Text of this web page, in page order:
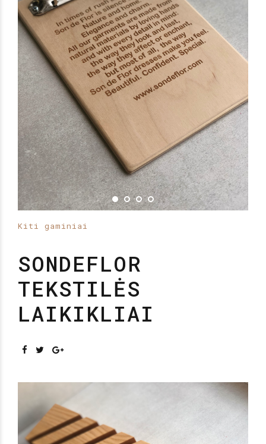
Kiti gaminiai
SONDEFLOR
TEKSTILĖS
LAIKIKLIAI